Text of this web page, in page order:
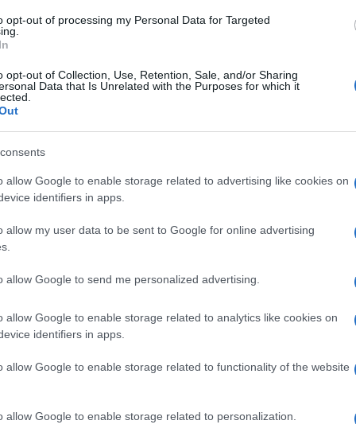
opt-out of processing my Personal Data for Targeted
opt-out of Collection, Use, Retention, Sale, and/or Sharing
Data that Is Unrelated with the Purposes for which it
allow Google to enable storage related to advertising like cookies on
identifiers in apps.
allow my user data to be sent to Google for online advertising
allow Google to send me personalized advertising.
allow Google to enable storage related to analytics like cookies on
identifiers in apps.
allow Google to enable storage related to functionality of the website
allow Google to enable storage related to personalization.
L’accordo con Deutsche Bank, ad esempio,
una rete di distribuzione consolidata.
di nuove professionalità sono essenziali
La sinergia tra le reti commerciali e le strategie
assicurativo italiano.